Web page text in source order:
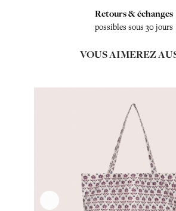
Retours & échanges
possibles sous 30 jours
VOUS AIMEREZ